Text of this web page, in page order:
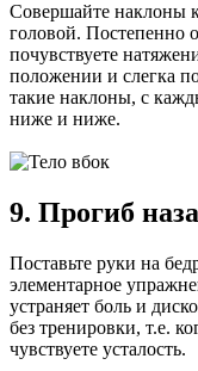
Совершайте наклоны
головой. Постепенно
почувствуете
положении и слегка
такие наклоны, с
ниже и ниже.
9. Прогиб
Поставьте руки на
элементарное
устраняет боль и
без тренировки, т.е.
чувствуете усталость.